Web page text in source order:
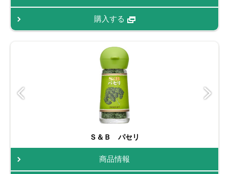
購入する
Ｓ＆Ｂ パセリ
商品情報